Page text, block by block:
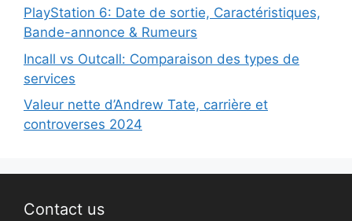
PlayStation 6: Date de sortie, Caractéristiques,
Bande-annonce & Rumeurs
Incall vs Outcall: Comparaison des types de
services
Valeur nette d’Andrew Tate, carrière et
controverses 2024
Contact us